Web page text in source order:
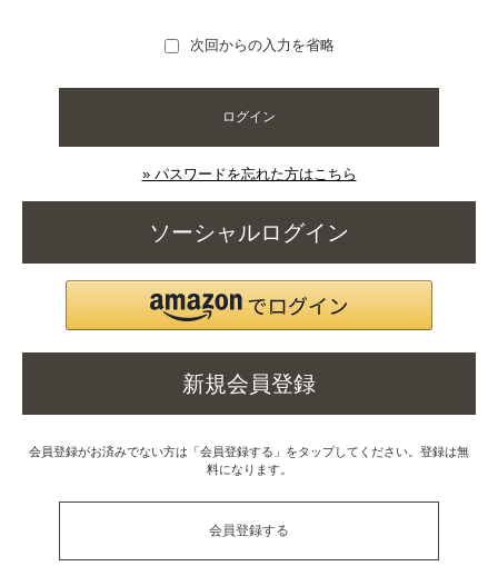
次回からの入力を省略
ログイン
» パスワードを忘れた方はこちら
ソーシャルログイン
新規会員登録
会員登録がお済みでない方は「会員登録する」をタップしてください。登録は無
料になります。
会員登録する